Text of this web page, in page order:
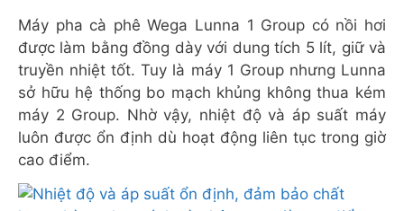
Máy pha cà phê Wega Lunna 1 Group có nồi hơi
được làm bằng đồng dày với dung tích 5 lít, giữ và
truyền nhiệt tốt. Tuy là máy 1 Group nhưng Lunna
sở hữu hệ thống bo mạch khủng không thua kém
máy 2 Group. Nhờ vậy, nhiệt độ và áp suất máy
luôn được ổn định dù hoạt động liên tục trong giờ
cao điểm.